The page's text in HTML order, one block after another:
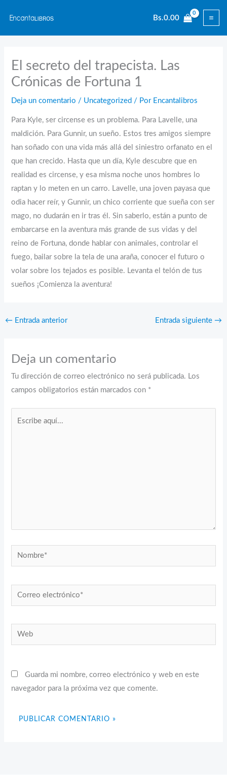
contenido
Bs.0.00
El secreto del trapecista. Las
Crónicas de Fortuna 1
Deja un comentario / Uncategorized / Por Encantalibros
Para Kyle, ser circense es un problema. Para Lavelle, una
maldición. Para Gunnir, un sueño. Estos tres amigos siempre
han soñado con una vida más allá del siniestro orfanato en el
que han crecido. Hasta que un día, Kyle descubre que en
realidad es circense, y esa misma noche unos hombres lo
raptan y lo meten en un carro. Lavelle, una joven payasa que
odia hacer reír, y Gunnir, un chico corriente que sueña con ser
mago, no dudarán en ir tras él. Sin saberlo, están a punto de
embarcarse en la aventura más grande de sus vidas y del
reino de Fortuna, donde hablar con animales, controlar el
fuego, bailar sobre la tela de una araña, conocer el futuro o
volar sobre los tejados es posible. Levanta el telón de tus
sueños ¡Comienza la aventura!
← Entrada anterior Entrada siguiente →
Deja un comentario
Tu dirección de correo electrónico no será publicada. Los
campos obligatorios están marcados con *
Nombre*
Correo
electrónico*
Web
Guarda mi nombre, correo electrónico y web en este
navegador para la próxima vez que comente.